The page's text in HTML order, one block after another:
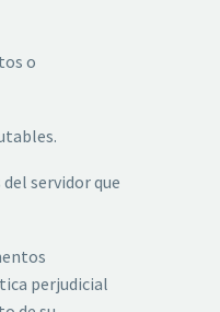
o
servidor que
perjudicial